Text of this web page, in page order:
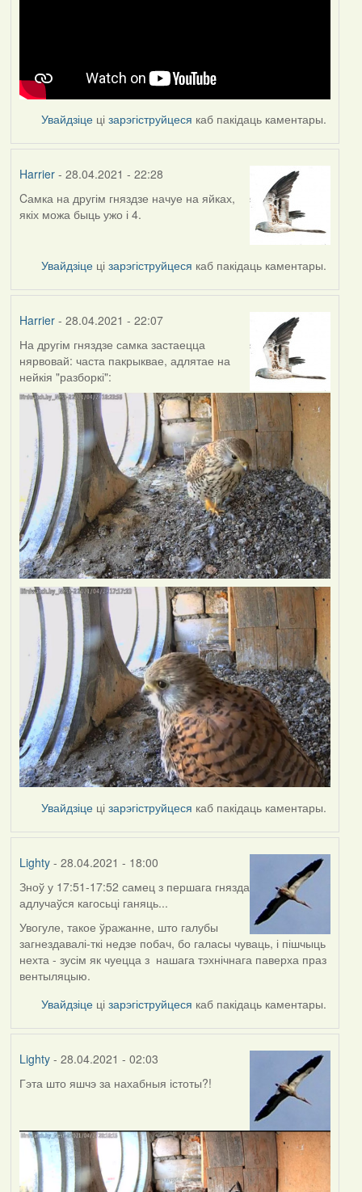
Увайдзіце цізарэгіструйцеся каб пакідаць каментары.
Harrier- 28.04.2021 - 22:28
Cамка на другім гняздзе начуе на яйках,
якіх можа быць ужо і 4.
Увайдзіце цізарэгіструйцеся каб пакідаць каментары.
Harrier- 28.04.2021 - 22:07
На другім гняздзе самка застаецца
нярвовай: часта пакрыквае, адлятае на
нейкія "разборкі":
Увайдзіце цізарэгіструйцеся каб пакідаць каментары.
Lighty- 28.04.2021 - 18:00
Зноў у 17:51-17:52 самец з першага гнязда
адлучаўся кагосьці ганяць...
Увогуле, такое ўражанне, што галубы
загнездавалі-ткі недзе побач, бо галасы чуваць, і пішчыць
нехта - зусім як чуецца з нашага тэхнічнага паверха праз
вентыляцыю.
Увайдзіце цізарэгіструйцеся каб пакідаць каментары.
Lighty- 28.04.2021 - 02:03
Гэта што яшчэ за нахабныя істоты?!